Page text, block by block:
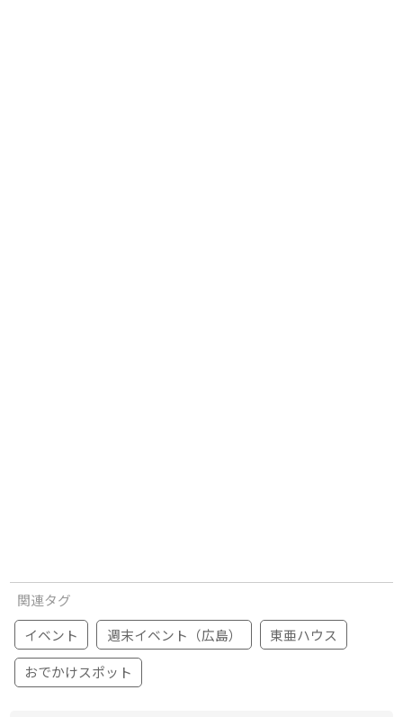
関連タグ
イベント
週末イベント（広島）
東亜ハウス
おでかけスポット